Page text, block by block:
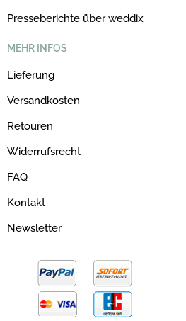
Presseberichte über weddix
MEHR INFOS
Lieferung
Versandkosten
Retouren
Widerrufsrecht
FAQ
Kontakt
Newsletter